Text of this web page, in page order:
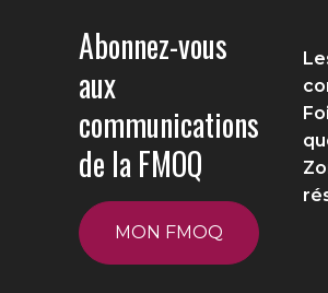
Abonnez-vous
aux
communications
de la FMOQ
MON FMOQ